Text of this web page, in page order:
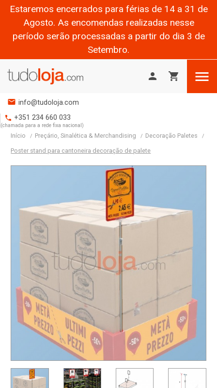
Estaremos encerrados para férias de 14 a 31 de
Agosto. As encomendas realizadas nesse
período serão processadas a partir do dia 3 de
Setembro.
person shopping_cart 
mail info@tudoloja.com
phone +351 234 660 033
(chamada para a rede fixa nacional)
Início Preçário, Sinalética & Merchandising Decoração Paletes
Poster stand para cantoneira decoração de palete